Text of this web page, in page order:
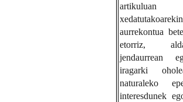
artikuluan
aurrekontua
etorriz,
jendaurrean
iragarki
naturaleko
interesdunek